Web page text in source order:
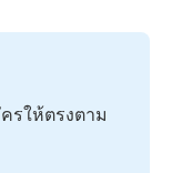
รให้ตรงตาม